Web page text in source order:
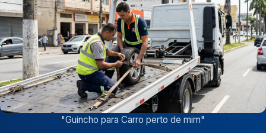
"Guincho para Carro perto de mim"